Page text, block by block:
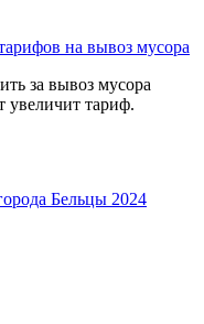
на вывоз мусора
за вывоз мусора
увеличит тариф.
Бельцы 2024